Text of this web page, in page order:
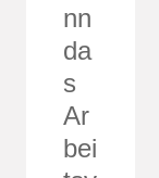
nn
da
s
Ar
bei